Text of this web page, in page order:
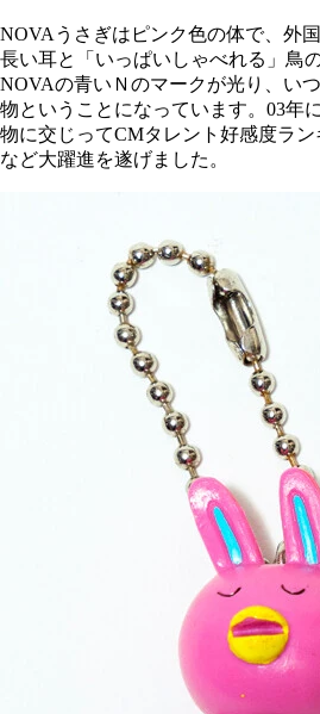
NOVAうさぎはピンク色の体で、外
長い耳と「いっぱいしゃべれる」鳥
NOVAの青いＮのマークが光り、い
物ということになっています。03年
物に交じってCMタレント好感度ラ
など大躍進を遂げました。